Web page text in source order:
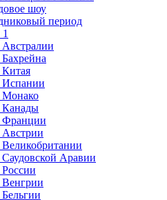
шоу
период
Австралии
Бахрейна
Китая
Испании
Монако
Канады
Франции
Австрии
Великобритании
Саудовской Аравии
России
Венгрии
Бельгии